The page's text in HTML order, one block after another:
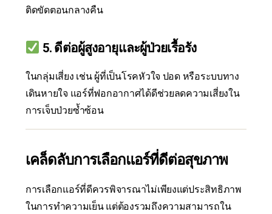
ติดขัดตอนกลางคืน
5. ดีต่อผู้สูงอายุและผู้ป่วยเรื้อรัง
ในกลุ่มเสี่ยง เช่น ผู้ที่เป็นโรคหัวใจ ปอด หรือระบบทาง
เดินหายใจ แอร์ที่ฟอกอากาศได้ดีช่วยลดความเสี่ยงใน
การเจ็บป่วยซ้ำซ้อน
เคล็ดลับการเลือกแอร์ที่ดีต่อสุขภาพ
การเลือกแอร์ที่ดีควรพิจารณาไม่เพียงแต่ประสิทธิภาพ
ในการทำความเย็น แต่ต้องรวมถึงความสามารถใน